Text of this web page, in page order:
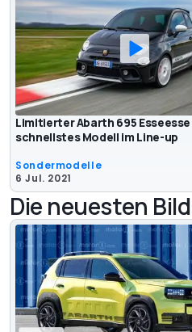
Limitierter Abarth 695
schnellstes Modell im Line-up
Sondermodelle
6 Jul. 2021
Die neuesten